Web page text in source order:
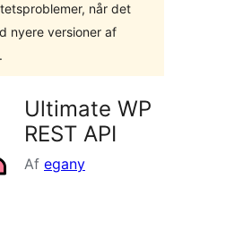
når det
nyere versioner af
Ultimate WP
REST API
Af egany